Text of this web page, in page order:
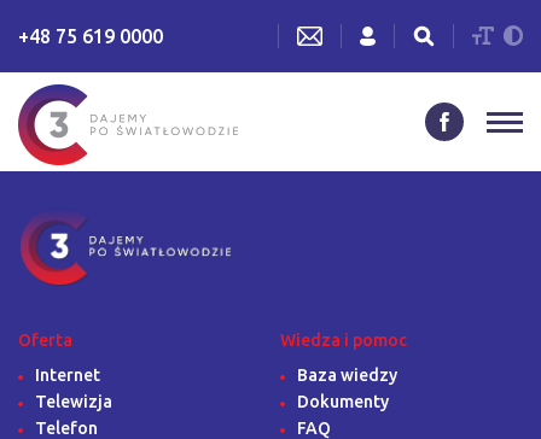
+48 75 619 0000
Oferta
Internet
Telewizja
Telefon
Wiedza i pomoc
Baza wiedzy
Dokumenty
FAQ